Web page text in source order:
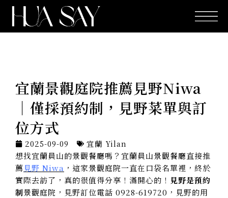
宜蘭景觀庭院推薦見野Niwa
｜僅採預約制，見野菜單與訂
位方式
2025-09-09
宜蘭 Yilan
想找宜蘭員山的景觀餐廳嗎？宜蘭員山景觀餐廳直接推
薦見野 Niwa ，這家景觀庭院一直在口袋名單裡，終於
實際去訪了，真的很值得分享！滿開心的！ 見野是預約
制景觀庭院，見野訂位電話 0928-619720，見野的用